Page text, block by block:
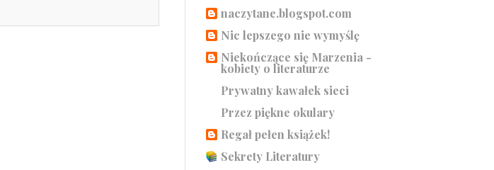
naczytane.blogspot.com
Nic lepszego nie wymyślę
Niekończące się Marzenia -
kobiety o literaturze
Prywatny kawałek sieci
Przez piękne okulary
Regał pełen książek!
Sekrety Literatury